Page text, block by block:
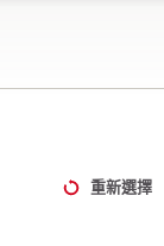
重新選擇